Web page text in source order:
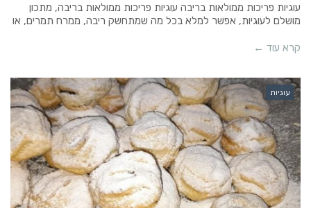
עוגיות פריכות ממולאות בריבה עוגיות פריכות ממולאות בריבה, מתכון
מושלם לעוגיות, אפשר למלא בכל מה שמתחשק ריבה, ממרח תמרים, או
קרא עוד ←
עוגיות